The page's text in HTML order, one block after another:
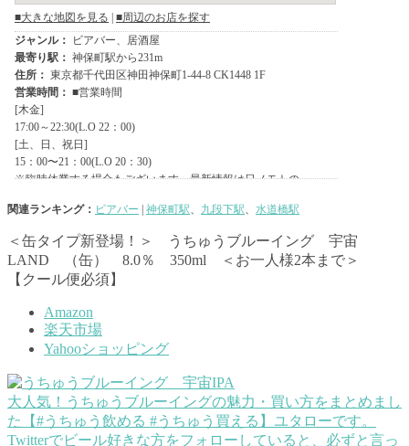
関連ランキング： ビアバー 神保町駅、 九段下駅、 水道橋駅
＜缶タイプ新登場！＞ うちゅうブルーイング 宇宙
LAND （缶） 8.0％ 350ml ＜お一人様2本まで＞
【クール便必須】
Amazon
楽天市場
Yahooショッピング
大人気！うちゅうブルーイングの魅力・買い方をまとめまし
た【#うちゅう飲める #うちゅう買える】 ユタローです。
Twitterでビール好きな方をフォローしていると、必ずと言っ